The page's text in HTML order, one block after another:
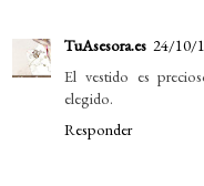
TuAsesora.es 24/10/
El vestido es
elegido.
Responder